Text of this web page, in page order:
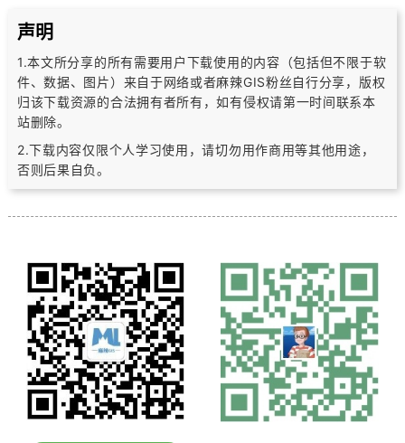
声明
1.本文所分享的所有需要用户下载使用的内容（包括但不限于软
件、数据、图片） 来自于网络或者麻辣GIS粉丝自行分享，版权
归该下载资源的合法拥有者所有，如有侵权请第一时间联系本
站删除。
2.下载内容仅限个人学习使用，请切勿用作商用等其他用途，
否则后果自负。